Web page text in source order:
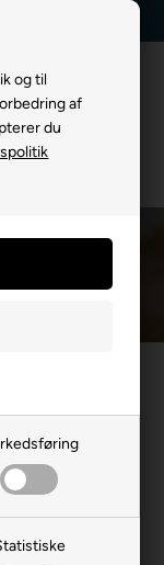
og til
af
du
& Aktiviteter